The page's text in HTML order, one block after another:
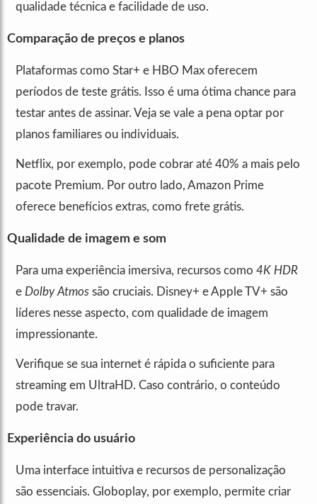
qualidade técnica e facilidade de uso.
Comparação de preços e planos
Plataformas como Star+ e HBO Max oferecem
períodos de teste grátis. Isso é uma ótima chance para
testar antes de assinar. Veja se vale a pena optar por
planos familiares ou individuais.
Netflix, por exemplo, pode cobrar até 40% a mais pelo
pacote Premium. Por outro lado, Amazon Prime
oferece benefícios extras, como frete grátis.
Qualidade de imagem e som
Para uma experiência imersiva, recursos como 4K HDR
e Dolby Atmos são cruciais. Disney+ e Apple TV+ são
líderes nesse aspecto, com qualidade de imagem
impressionante.
Verifique se sua internet é rápida o suficiente para
streaming em UltraHD. Caso contrário, o conteúdo
pode travar.
Experiência do usuário
Uma interface intuitiva e recursos de personalização
são essenciais. Globoplay, por exemplo, permite criar